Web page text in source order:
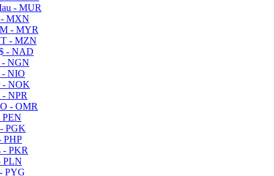
- MUR
MXN
- MYR
- MZN
- NAD
NGN
NIO
NOK
NPR
- OMR
PGK
PHP
- PKR
PLN
PYG